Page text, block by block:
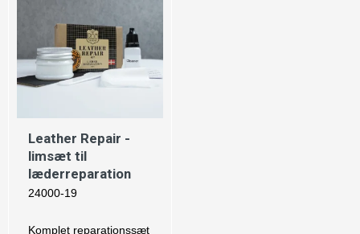
Leather Repair -
limsæt til
læderreparation
24000-19
Komplet reparationssæt